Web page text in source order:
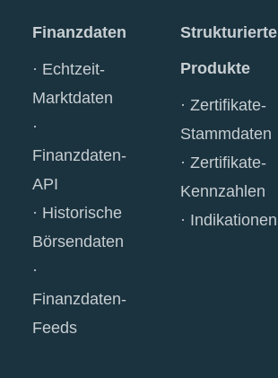
Finanzdaten
Echtzeit-
Marktdaten
Finanzdaten-
API
Historische
Börsendaten
Finanzdaten-
Feeds
Strukturierte
Produkte
Zertifikate-
Stammdaten
Zertifikate-
Kennzahlen
Indikationen